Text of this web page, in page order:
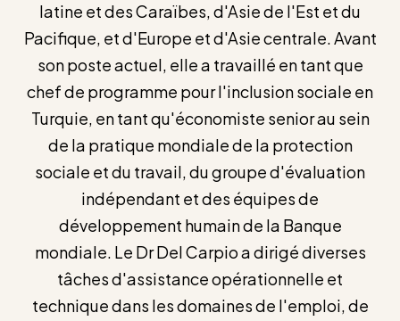
latine et des Caraïbes, d'Asie de l'Est et du
Pacifique, et d'Europe et d'Asie centrale. Avant
son poste actuel, elle a travaillé en tant que
chef de programme pour l'inclusion sociale en
Turquie, en tant qu'économiste senior au sein
de la pratique mondiale de la protection
sociale et du travail, du groupe d'évaluation
indépendant et des équipes de
développement humain de la Banque
mondiale. Le Dr Del Carpio a dirigé diverses
tâches d'assistance opérationnelle et
technique dans les domaines de l'emploi, de